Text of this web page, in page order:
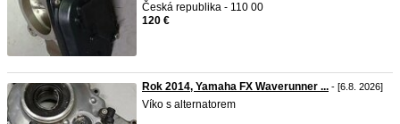
Česká republika - 110 00
120 €
Rok 2014, Yamaha FX Waverunner ... - [6.8. 2026]
Víko s alternatorem